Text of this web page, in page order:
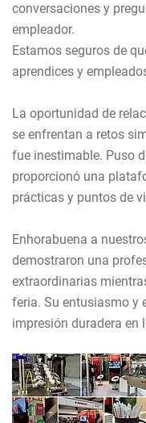
conversaciones y
empleador.
Estamos seguros de
aprendices y
La oportunidad de
se enfrentan a retos
fue inestimable. Puso
proporcionó una
prácticas y puntos de
Enhorabuena a
demostraron una
extraordinarias
feria. Su entusiasmo y
impresión duradera en